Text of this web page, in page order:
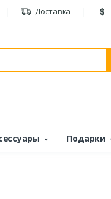
Доставка
Подарки